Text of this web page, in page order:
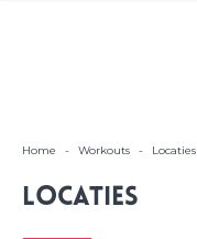
Home - Workouts - Locaties
Locaties